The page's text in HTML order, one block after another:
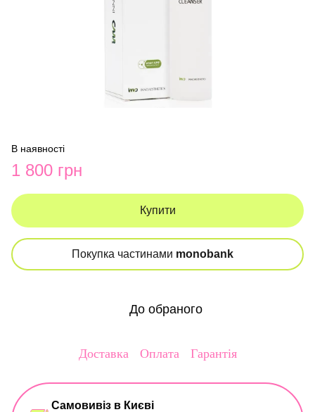
В наявності
1 800 грн
Купити
Покупка частинами monobank
До обраного
Доставка Оплата Гарантія
Самовивіз в Києві